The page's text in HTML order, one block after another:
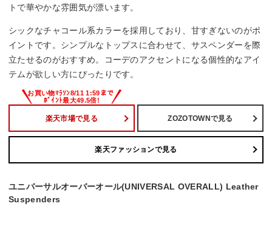
トで華やかな雰囲気が漂います。
シックなチャコール系カラーを採用しており、甘すぎないのがポ
イントです。シンプルなトップスに合わせて、サスペンダーを際
立たせるのがおすすめ。コーデのアクセントになる個性的なアイ
テムが欲しい方にぴったりです。
楽天市場で見る ZOZOTOWNで見る
楽天ファッションで見る
ユニバーサルオーバーオール(UNIVERSAL OVERALL) Leather
Suspenders